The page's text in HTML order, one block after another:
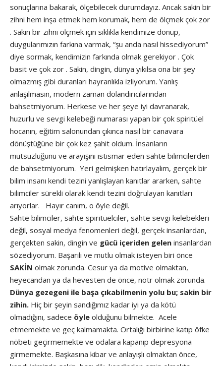
sonuçlarına bakarak, ölçebilecek durumdayız. Ancak sakin bir
zihni hem inşa etmek hem korumak, hem de ölçmek çok zor
. Sakin bir zihni ölçmek için sıklıkla kendimize dönüp,
duygularımızın farkına varmak, “şu anda nasıl hissediyorum”
diye sormak, kendimizin farkında olmak gerekiyor . Çok
basit ve çok zor . Sakin, dingin, dünya yıkılsa ona bir şey
olmazmış gibi duranları hayranlıkla izliyorum. Yanlış
anlaşılmasın, modern zaman dolandırıcılarından
bahsetmiyorum. Herkese ve her şeye iyi davranarak,
huzurlu ve sevgi kelebeği numarası yapan bir çok spiritüel
hocanın, eğitim salonundan çıkınca nasıl bir canavara
dönüştüğüne bir çok kez şahit oldum. İnsanların
mutsuzluğunu ve arayışını istismar eden sahte bilimcilerden
de bahsetmiyorum. Yeri gelmişken hatırlayalım, gerçek bir
bilim insanı kendi tezini yanlışlayan kanıtlar ararken, sahte
bilimciler sürekli olarak kendi tezini doğrulayan kanıtları
arıyorlar. Hayır canım, o öyle değil.
Sahte bilimciler, sahte spiritüelciler, sahte sevgi kelebekleri
değil, sosyal medya fenomenleri değil, gerçek insanlardan,
gerçekten sakin, dingin ve gücü içeriden gelen insanlardan
sözediyorum. Başarılı ve mutlu olmak isteyen biri önce
SAKİN olmak zorunda. Cesur ya da motive olmaktan,
heyecandan ya da hevesten de önce, nötr olmak zorunda.
Dünya gezegeni ile başa çıkabilmenin yolu bu; sakin bir
zihin. Hiç bir şeyin sandığımız kadar iyi ya da kötü
olmadığını, sadece öyle olduğunu bilmekte. Acele
etmemekte ve geç kalmamakta. Ortalığı birbirine katıp öfke
nöbeti geçirmemekte ve odalara kapanıp depresyona
girmemekte. Başkasına kibar ve anlayışlı olmaktan önce,